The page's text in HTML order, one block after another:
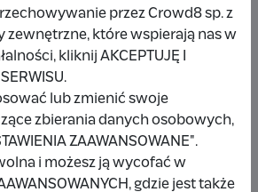
Zgłoś
a
przez Crowd8 sp. z
zewnętrzne, które wspierają nas w
kliknij AKCEPTUJĘ I
lub zmienić swoje
zbierania danych osobowych,
ZAAWANSOWANE".
i możesz ją wycofać w
gdzie jest także